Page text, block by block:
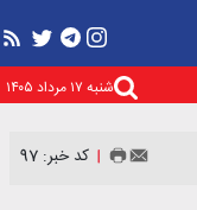
شنبه ۱۷ مرداد ۱۴۰۵
کد خبر: 97